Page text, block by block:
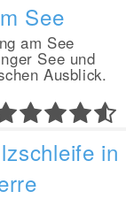
See
am See
See und
Ausblick.
in